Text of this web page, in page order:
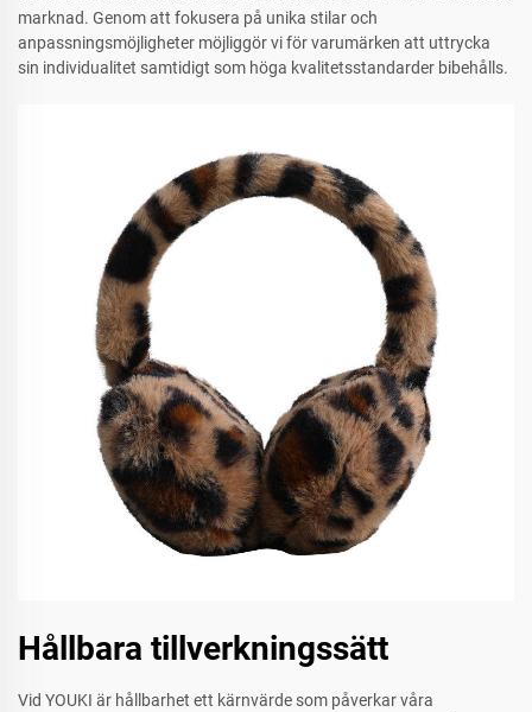
marknad. Genom att fokusera på unika stilar och
anpassningsmöjligheter möjliggör vi för varumärken att uttrycka
sin individualitet samtidigt som höga kvalitetsstandarder bibehålls.
Hållbara tillverkningssätt
Vid YOUKI är hållbarhet ett kärnvärde som påverkar våra